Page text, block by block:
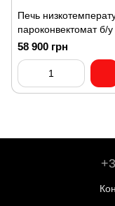
Печь
пароконвектомат б/у
58 900 грн